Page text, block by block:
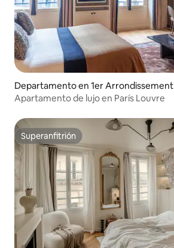
Departamento en 1er Arrondissement
Apartamento de lujo en París Louvre
Superanfitrión
Superanfitrión